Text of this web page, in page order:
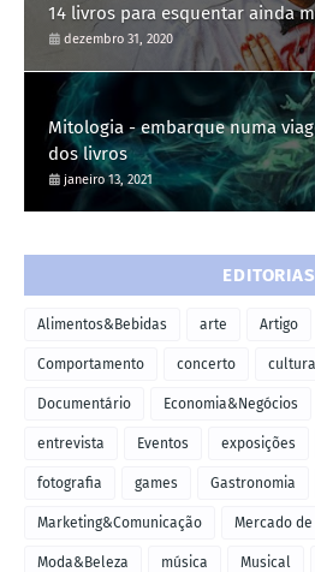
14 livros para esquentar ainda
dezembro 31, 2020
Mitologia - embarque numa
dos livros
janeiro 13, 2021
EDITORIAS
Alimentos&Bebidas arte Artigo
Comportamento concerto cultura
Documentário Economia&Negócios
entrevista Eventos exposições
fotografia games Gastronomia
Marketing&Comunicação Mercado
Moda&Beleza música Musical